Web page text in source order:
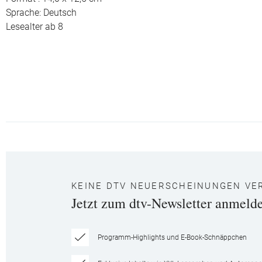
Sprache: Deutsch
Lesealter ab 8
KEINE DTV NEUERSCHEINUNGEN
Jetzt zum dtv-Newsletter
Programm-Highlights und E-Book-Schnäppchen